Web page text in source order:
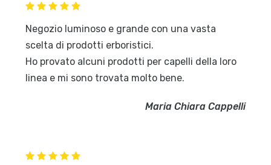
Negozio luminoso e grande con una vasta
scelta di prodotti erboristici.
Ho provato alcuni prodotti per capelli della loro
linea e mi sono trovata molto bene.
Maria Chiara Cappelli